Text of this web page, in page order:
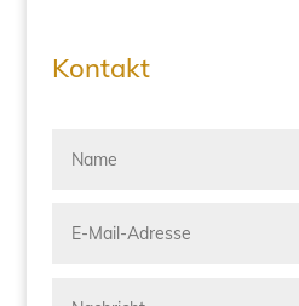
Kontakt